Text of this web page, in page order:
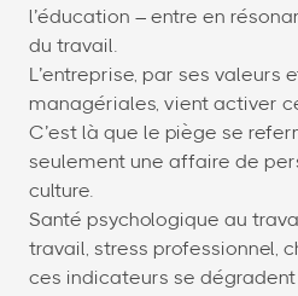
l’éducation – entre en
du travail.
L’entreprise, par ses valeurs
managériales, vient activer
C’est là que le piège se
seulement une affaire de
culture.
Santé psychologique au
travail, stress professionnel,
ces indicateurs se